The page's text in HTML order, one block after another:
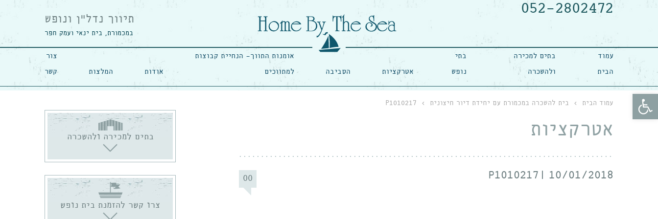
פתח סרגל נגישות
052-2802472
תיווך נדל"ן ונופש
במכמורת, בית ינאי ועמק חפר
עמוד
הבית
בתים למכירה
ולהשכרה
בתי
נופש אטרקציות הסביבה
אומנות התווך- הנחיית קבוצות
למתווכים אודות המלצות
צור
קשר
עמוד הבית › בית להשכרה במכמורת עם יחידת דיור חיצונית ›
P1010217
אטרקציות
10/01/2018
P1010217
00
בתים למכירה ולהשכרה
צרו קשר להזמנת בית נופש